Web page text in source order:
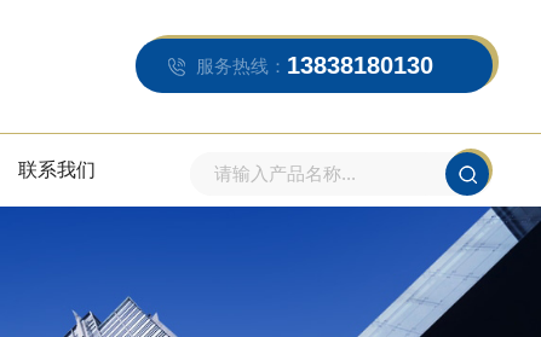
服务热线： 13838180130
联系我们